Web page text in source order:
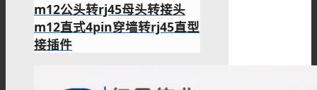
m12公头转rj45母头转接头
m12直式4pin穿墙转rj45直型
接插件